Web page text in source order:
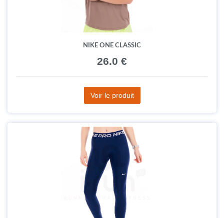
NIKE ONE CLASSIC
26.0 €
Voir le produit